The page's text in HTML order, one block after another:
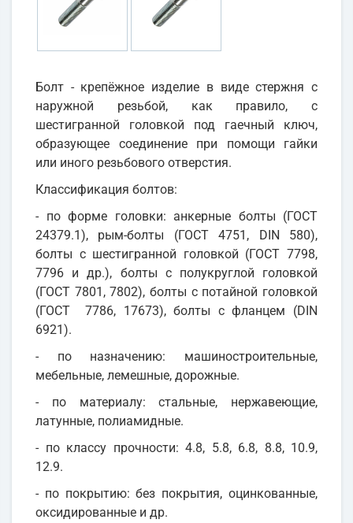
Болт - крепёжное изделие в виде стержня с
наружной резьбой, как правило, с
шестигранной головкой под гаечный ключ,
образующее соединение при помощи гайки
или иного резьбового отверстия.
Классификация болтов:
- по форме головки: анкерные болты (ГОСТ
24379.1), рым-болты (ГОСТ 4751, DIN 580),
болты с шестигранной головкой (ГОСТ 7798,
7796 и др.), болты с полукруглой головкой
(ГОСТ 7801, 7802), болты с потайной головкой
(ГОСТ 7786, 17673), болты с фланцем (DIN
6921).
- по назначению: машиностроительные,
мебельные, лемешные, дорожные.
- по материалу: стальные, нержавеющие,
латунные, полиамидные.
- по классу прочности: 4.8, 5.8, 6.8, 8.8, 10.9,
12.9.
- по покрытию: без покрытия, оцинкованные,
оксидированные и др.